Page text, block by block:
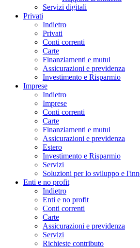
Servizi digitali
Privati
Indietro
Privati
Conti correnti
Carte
Finanziamenti e mutui
Assicurazioni e previdenza
Investimento e Risparmio
Imprese
Indietro
Imprese
Conti correnti
Carte
Finanziamenti e mutui
Assicurazioni e previdenza
Estero
Investimento e Risparmio
Servizi
Soluzioni per lo sviluppo e
Enti e no profit
Indietro
Enti e no profit
Conti correnti
Carte
Assicurazioni e previdenza
Servizi
Richieste contributo